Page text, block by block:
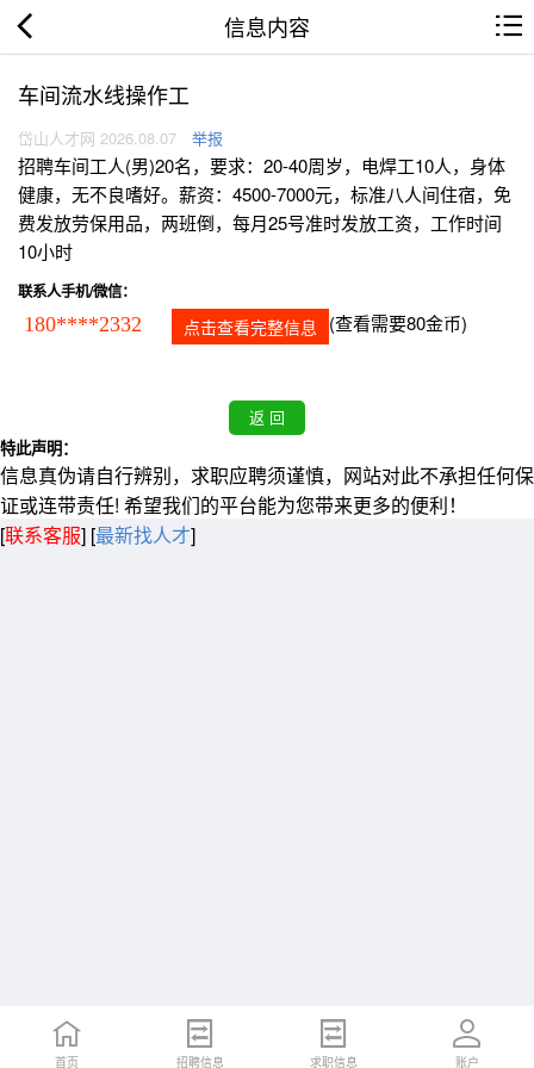
信息内容
车间流水线操作工
岱山人才网 2026.08.07 举报
招聘车间工人(男)20名，要求：20-40周岁，电焊工10人，身体
健康，无不良嗜好。薪资：4500-7000元，标准八人间住宿，免
费发放劳保用品，两班倒，每月25号准时发放工资，工作时间
10小时
联系人手机/微信：
180****2332 点击查看完整信息 (查看需要80金币)
特此声明：
信息真伪请自行辨别，求职应聘须谨慎，网站对此不承担任何保
证或连带责任! 希望我们的平台能为您带来更多的便利！
[联系客服] [最新找人才]
首页 招聘信息 求职信息 账户